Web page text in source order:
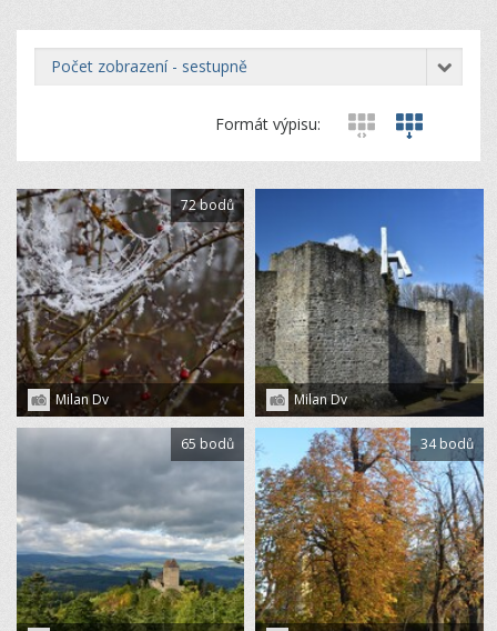
počet zobrazení - sestupně
Formát výpisu:
Milan Dv
72 bodů
Milan Dv
65 bodů 34 bodů